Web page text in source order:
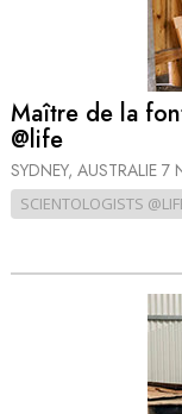
Maître de la
@life
SYDNEY, AUSTRALIE 7
SCIENTOLOGISTS